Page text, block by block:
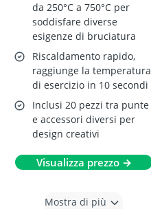
da 250°C a 750°C per
soddisfare diverse
esigenze di bruciatura
Riscaldamento rapido,
raggiunge la temperatura
di esercizio in 10 secondi
Inclusi 20 pezzi tra punte
e accessori diversi per
design creativi
Visualizza prezzo →
Mostra di più